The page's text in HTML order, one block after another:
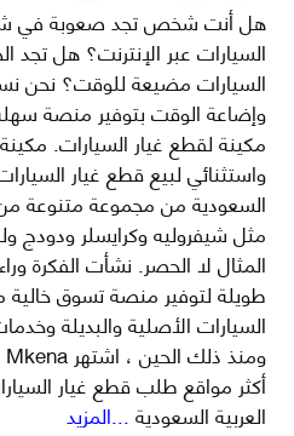
هل أنت شخص تجد صعوبة في
السيارات عبر الإنترنت؟ هل تجد
السيارات مضيعة للوقت؟ نحن
وإضاعة الوقت بتوفير منصة
مكينة لقطع غيار السيارات.
واستثنائي لبيع قطع غيار
السعودية من مجموعة متنوعة من
مثل شيفروليه وكرايسلر ودودج
طويلة لتوفير منصة تسوق خالية
السيارات الأصلية والبديلة
أكثر مواقع طلب قطع غيار
العربية السعودية...المزيد